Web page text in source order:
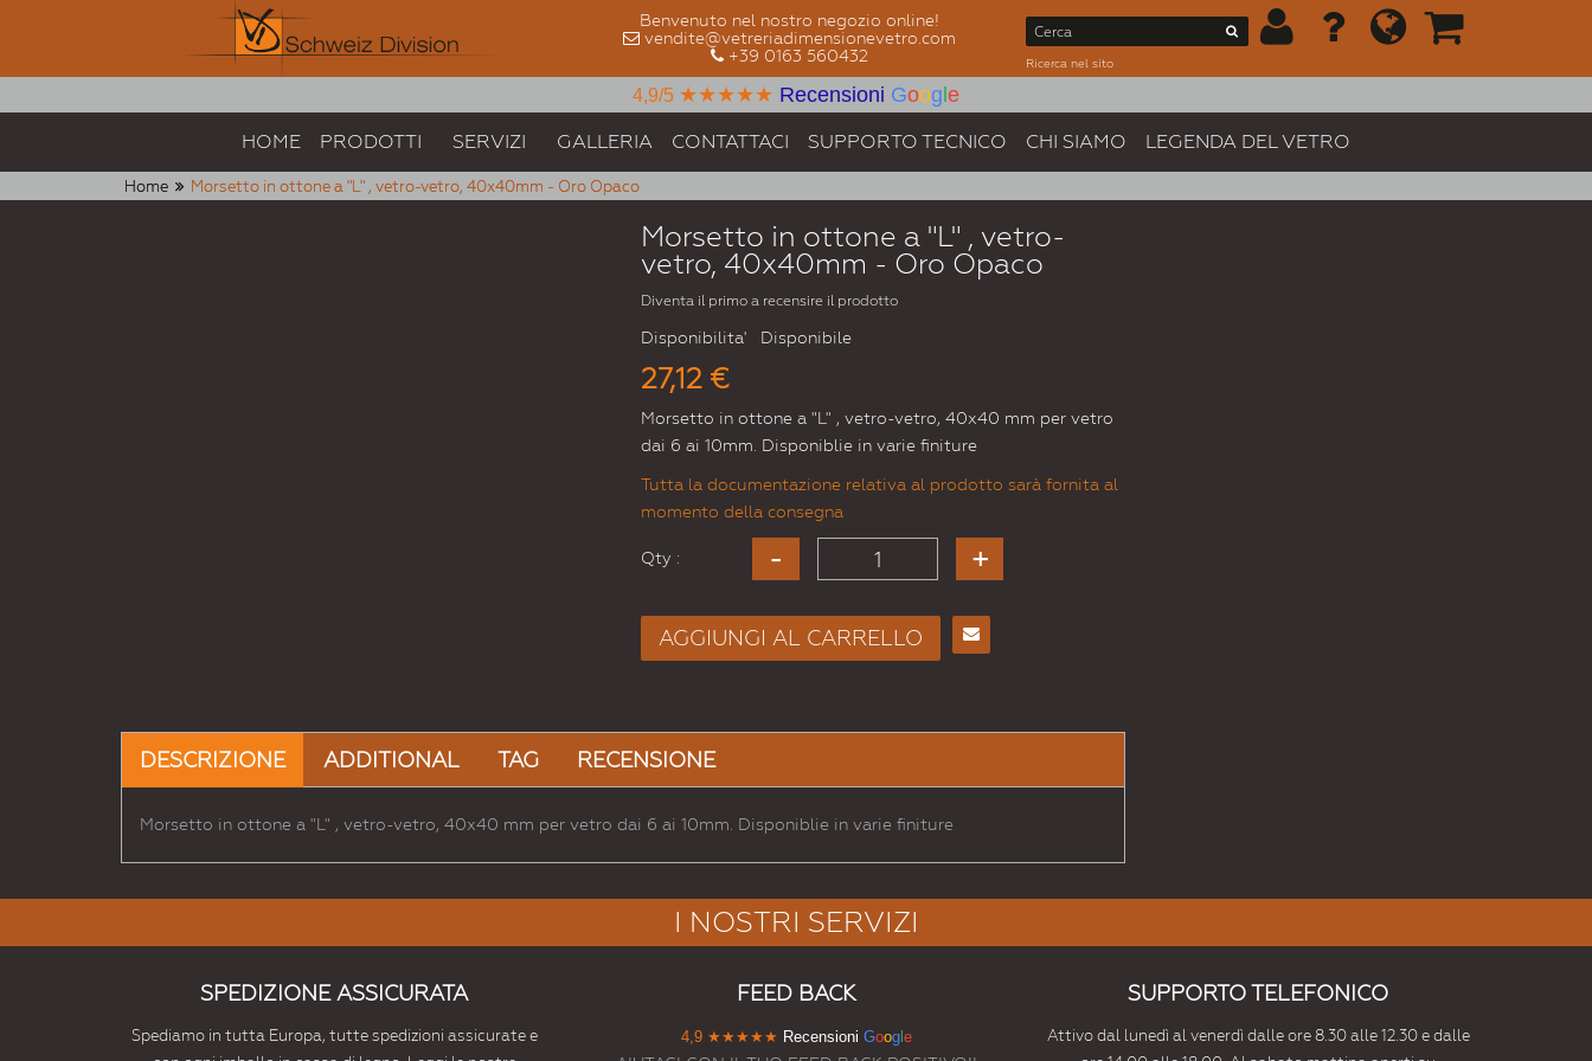
Benvenuto nel nostro negozio online!
vendite@vetreriadimensionevetro.com
+39 0163 560432
Ricerca nel sito
4,9/5 ★★★★★ Recensioni Goog e
HOME PRODOTTI SERVIZI GALLERIA CONTATTACI SUPPORTO TECNICO CHI SIAMO LEGENDA DEL VETRO
Home Morsetto in ottone a "L" , vetro-vetro, 40x40mm - Oro Opaco
Morsetto in ottone a "L" , vetro-
vetro, 40x40mm - Oro Opaco
Diventa il primo a recensire il prodotto
Disponibilita' Disponibile
27,12 €
Morsetto in ottone a "L" , vetro-vetro, 40x40 mm per vetro
dai 6 ai 10mm. Disponiblie in varie finiture
Tutta la documentazione relativa al prodotto sarà fornita al
momento della consegna
Qty :
AGGIUNGI AL CARRELLO
a un
DESCRIZIONE ADDITIONAL TAG RECENSIONE
Morsetto in ottone a "L" , vetro-vetro, 40x40 mm per vetro dai 6 ai 10mm. Disponiblie in varie finiture
I NOSTRI SERVIZI
SPEDIZIONE ASSICURATA
Spediamo in tutta Europa, tutte spedizioni assicurate e
FEED BACK
4,9 ★★★★★ Recensioni Googl e
SUPPORTO TELEFONICO
Attivo dal lunedì al venerdì dalle ore 8.30 alle 12.30 e dalle